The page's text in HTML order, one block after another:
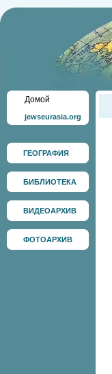
Домой
jewseurasia.org
ГЕОГРАФИЯ
БИБЛИОТЕКА
ВИДЕОАРХИВ
ФОТОАРХИВ